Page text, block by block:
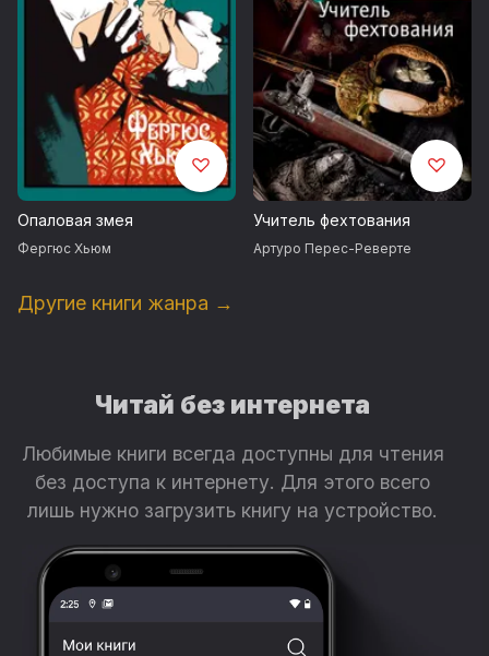
Опаловая змея
Фергюс Хьюм
Учитель фехтования
Артуро Перес-Реверте
Другие книги жанра →
Читай без интернета
Любимые книги всегда доступны для чтения
без доступа к интернету. Для этого всего
лишь нужно загрузить книгу на устройство.